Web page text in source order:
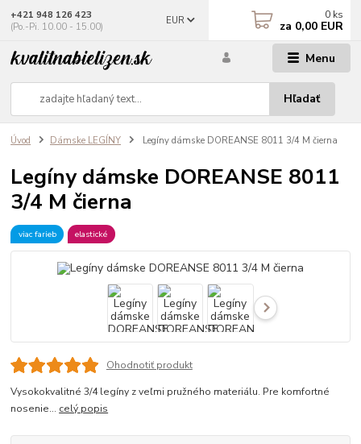
Menu
EUR
Hľadať
+421 948 126 423
(Po.-Pi. 10.00 - 15.00)
0 ks
za 0,00 EUR
Úvod Dámske LEGÍNY Legíny dámske DOREANSE 8011 3/4 M čierna
Legíny dámske DOREANSE 8011
3/4 M čierna
viac farieb elastické
Ohodnotiť produkt
Vysokokvalitné 3/4 legíny z veľmi pružného materiálu. Pre komfortné
nosenie... celý popis